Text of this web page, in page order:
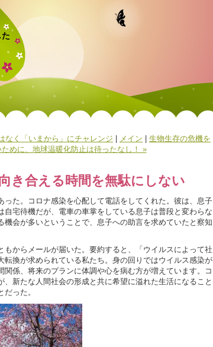
なく「いまから」にチャレンジ メイン
生物生存の危機を
めに、地球温暖化防止は待ったなし！ »
き合える時間を無駄にしない
た。コロナ感染を心配して電話をしてくれた。彼は、息子
自宅待機だが、電車の車掌をしている息子は普段と変わらな
機会が多いということで、息子への助言を求めていたと察知
からメールが届いた。要約すると、「ウイルスによって社
転換が求められている私たち。身の回りではウイルス感染が
関係、将来のプランに体調や心を病む方が増えています。コ
、新たな人間社会の形成と共に希望に溢れた生活になること
だった。